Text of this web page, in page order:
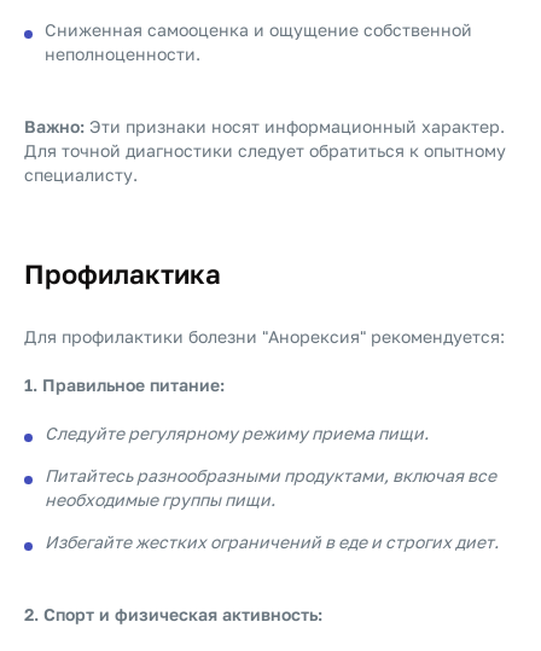
Сниженная самооценка и ощущение собственной
неполноценности.
Важно: Эти признаки носят информационный характер.
Для точной диагностики следует обратиться к опытному
специалисту.
Профилактика
Для профилактики болезни "Анорексия" рекомендуется:
1. Правильное питание:
Следуйте регулярному режиму приема пищи.
Питайтесь разнообразными продуктами, включая все
необходимые группы пищи.
Избегайте жестких ограничений в еде и строгих диет.
2. Спорт и физическая активность: